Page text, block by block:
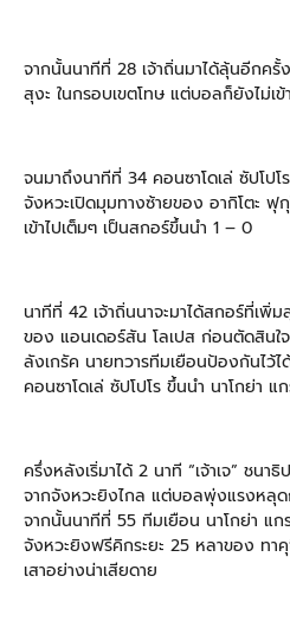
จากนั้นนาทีที่ 28 เจ้าถิ่นมาได้ลุ้นอีกครั้
สุงะ ในกรอบเขตโทษ แต่บอลก็ยังไม่เข้
จนมาถึงนาทีที่ 34 คอนซาโดเล่ ซัปโปโ
จังหวะเปิดมุมทางซ้ายของ อากิโตะ ฟุ
เข้าไปเต็มๆ เป็นสกอร์ขึ้นนำ 1 – 0
นาทีที่ 42 เจ้าถิ่นนาจะมาได้สกอร์ที่เพิ่
ของ แอนเดอร์สัน โลเปส ก่อนตัดสิน
ลังเกรัค นายทวารทีมเยือนป้องกันไว้
คอนซาโดเล่ ซัปโปโร ขึ้นนำ นาโกย่า
ครึ่งหลังเริ่มาได้ 2 นาที “เจ้าเจ” ชน
จากจังหวะยิงไกล แต่บอลพุ่งแรงหลุ
จากนั้นนาทีที่ 55 ทีมเยือน นาโกย่า แก
จังหวะยิงฟรีคิกระยะ 25 หลาของ ทา
เสาอย่างน่าเสียดาย